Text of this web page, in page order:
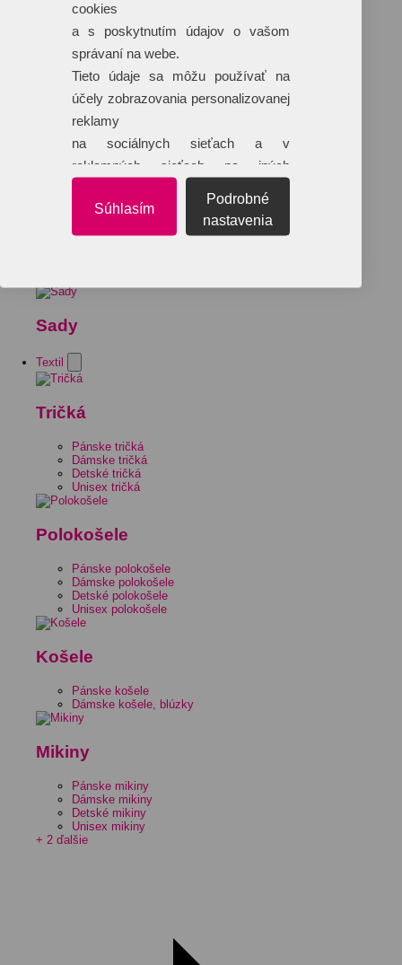
Sady
Textil
Tričká
Pánske tričká
Dámske tričká
Detské tričká
Unisex tričká
Polokošele
Pánske polokošele
Dámske polokošele
Detské polokošele
Unisex polokošele
Košele
Pánske košele
Dámske košele, blúzky
Mikiny
Pánske mikiny
Dámske mikiny
Detské mikiny
Unisex mikiny
+ 2 ďalšie
cookies
a s poskytnutím údajov o vašom
správaní na webe.
Tieto údaje sa môžu používať na
účely zobrazovania personalizovanej
reklamy
na sociálnych sieťach a v
reklamných sieťach na iných
Súhlasím
Podrobné
nastavenia